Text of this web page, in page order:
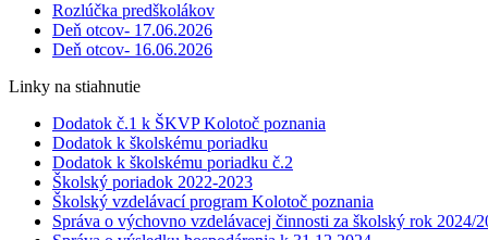
Rozlúčka predškolákov
Deň otcov- 17.06.2026
Deň otcov- 16.06.2026
Linky na stiahnutie
Dodatok č.1 k ŠKVP Kolotoč poznania
Dodatok k školskému poriadku
Dodatok k školskému poriadku č.2
Školský poriadok 2022-2023
Školský vzdelávací program Kolotoč poznania
Správa o výchovno vzdelávacej činnosti za školský rok 2024/